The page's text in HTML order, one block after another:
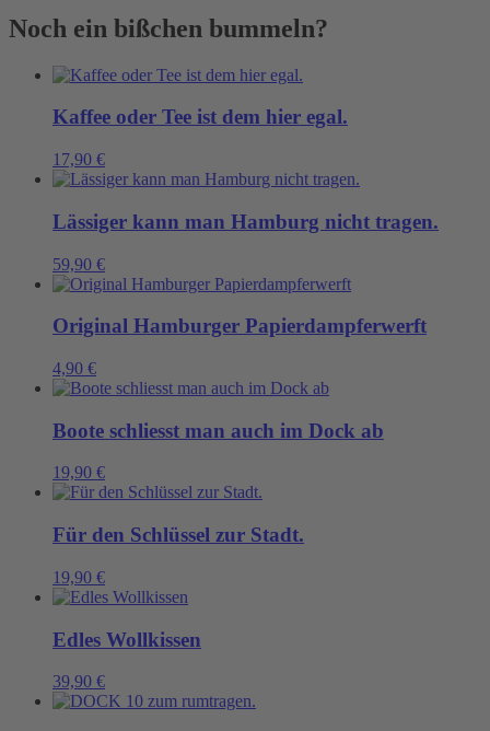
weiss
Noch ein bißchen bummeln?
Kaffee oder Tee ist dem hier egal.
17,90 €
Lässiger kann man Hamburg nicht tragen.
59,90 €
Original Hamburger Papierdampferwerft
4,90 €
Boote schliesst man auch im Dock ab
19,90 €
Für den Schlüssel zur Stadt.
19,90 €
Edles Wollkissen
39,90 €